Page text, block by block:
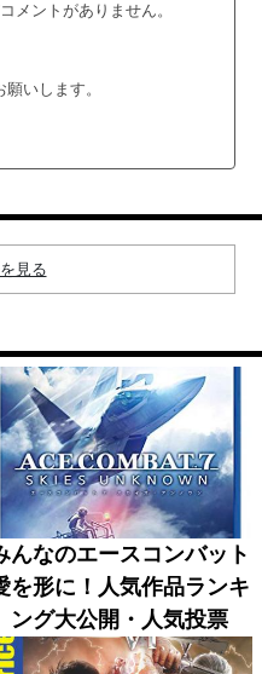
メントがありません。
いします。
見る
んなのエースコンバット
を形に！人気作品ランキ
ング大公開・人気投票